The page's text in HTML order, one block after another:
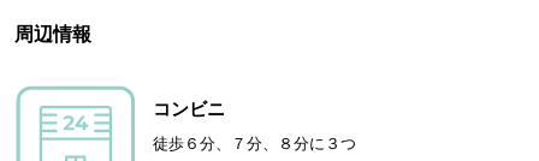
周辺情報
コンビニ
徒歩６分、７分、８分に３つ